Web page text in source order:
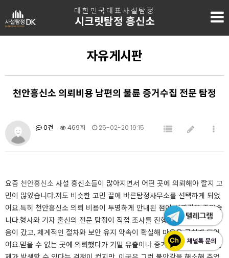
대한민국대표사설탐정
시크릿탐정 흥신소
자유게시판
천안흥신소 의뢰비용 남편의 불륜 증거수집 전문 탐정
0건 469회 25-02-20 19:15
요즘 천안흥신소 사설 흥신소들이 많아지면서 어떤 곳에 의뢰해야 할지 고
민이 많았습니다.저도 비슷한 고민 끝에 바른탐정사무소를 선택하게 되었
어요.특히 천안흥신소 의뢰 비용이 투명하게 안내된 점이 신뢰감을 주었습
니다.형사와 기자 출신의 전문 탐정이 직접 조사를 진행한다는 설명에 믿
음이 갔고, 체계적인 절차와 보안 유지 약속이 확실해 마음을 굳히게 되었
어요.믿을 수 없는 곳에 의뢰했다가 기밀 유출이나 증거 확보 실패 같은 문